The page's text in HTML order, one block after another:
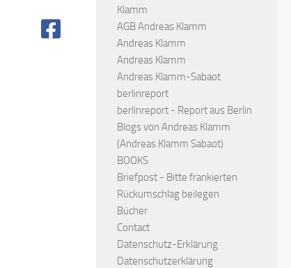
Klamm
AGB Andreas Klamm
Andreas Klamm
Andreas Klamm
Andreas Klamm-Sabaot
berlinreport
berlinreport - Report aus Berlin
Blogs von Andreas Klamm
(Andreas Klamm Sabaot)
BOOKS
Briefpost - Bitte frankierten
Rückumschlag beilegen
Bücher
Contact
Datenschutz-Erklärung
Datenschutzerklärung